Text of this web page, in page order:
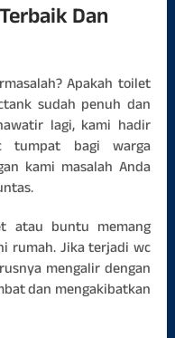
Dan
Apakah toilet
sudah penuh dan
lagi, kami hadir
tumpat bagi warga
kami masalah Anda
atau buntu memang
rumah. Jika terjadi wc
mengalir dengan
dan mengakibatkan